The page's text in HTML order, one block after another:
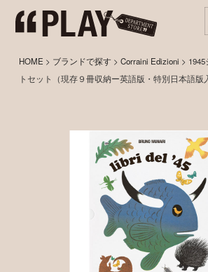
HOME > ブランドで探す >Corraini Edizioni >
トセット（現存９冊収納ー英語版・特別日本語版